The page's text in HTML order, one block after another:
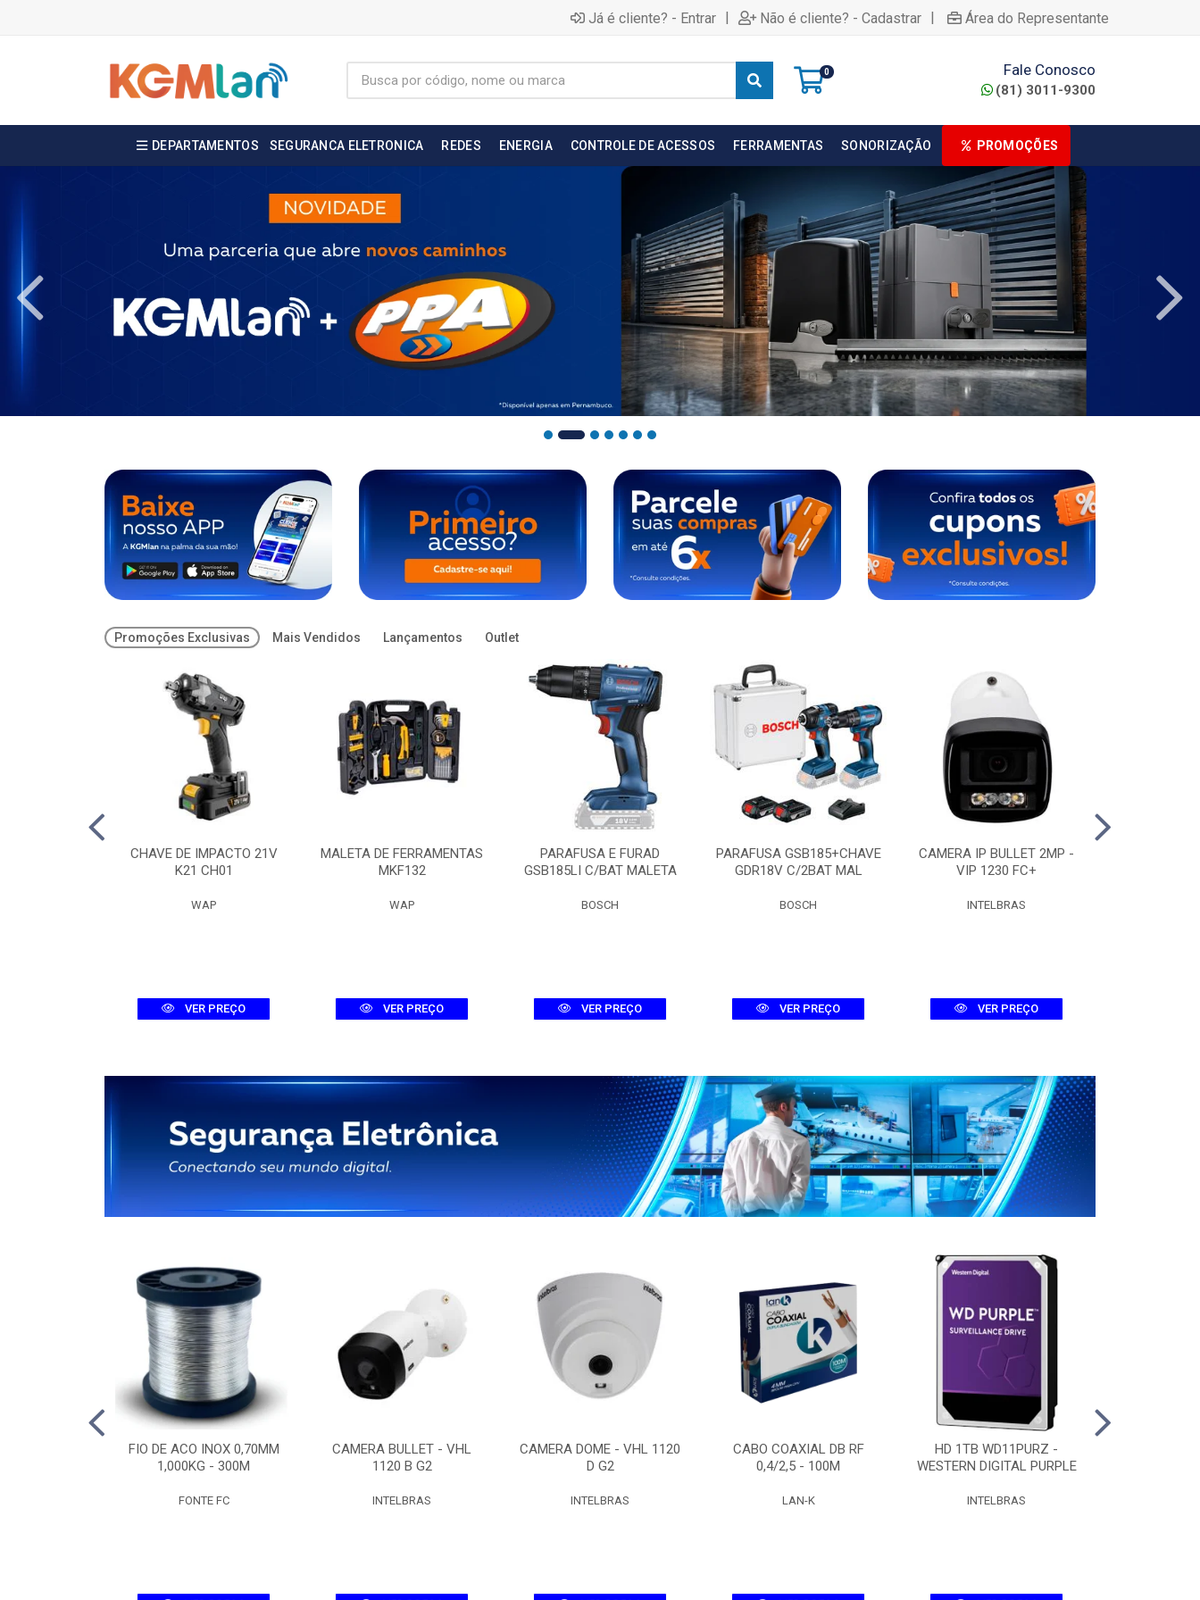
Já é cliente? - Entrar | Não é cliente? - Cadastrar | Área do Representante
0 Fale Conosco
(81) 3011-9300
DEPARTAMENTOS SEGURANCA ELETRONICA REDES ENERGIA CONTROLE DE ACESSOS FERRAMENTAS SONORIZAÇÃO PROMOÇÕES
Promoções Exclusivas Mais Vendidos Lançamentos Outlet
CHAVE DE IMPACTO 21V
K21 CH01
WAP
VER PREÇO
MALETA DE FERRAMENTAS
MKF132
WAP
VER PREÇO
PARAFUSA E FURAD
GSB185LI C/BAT MALETA
BOSCH
VER PREÇO
PARAFUSA GSB185+CHAVE
GDR18V C/2BAT MAL
BOSCH
VER PREÇO
CAMERA IP BULLET 2MP -
VIP 1230 FC+
INTELBRAS
VER PREÇO
FIO DE ACO INOX 0,70MM
1,000KG - 300M
FONTE FC
CAMERA BULLET - VHL
1120 B G2
INTELBRAS
CAMERA DOME - VHL 1120
D G2
INTELBRAS
CABO COAXIAL DB RF
0,4/2,5 - 100M
LAN-K
HD 1TB WD11PURZ -
WESTERN DIGITAL PURPLE
INTELBRAS